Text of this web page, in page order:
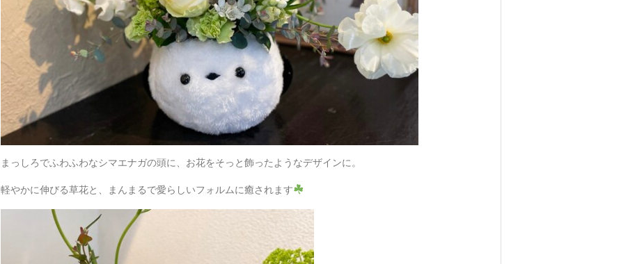
まっしろでふわふわなシマエナガの頭に、お花をそっと飾ったようなデザインに。
軽やかに伸びる草花と、まんまるで愛らしいフォルムに癒されます